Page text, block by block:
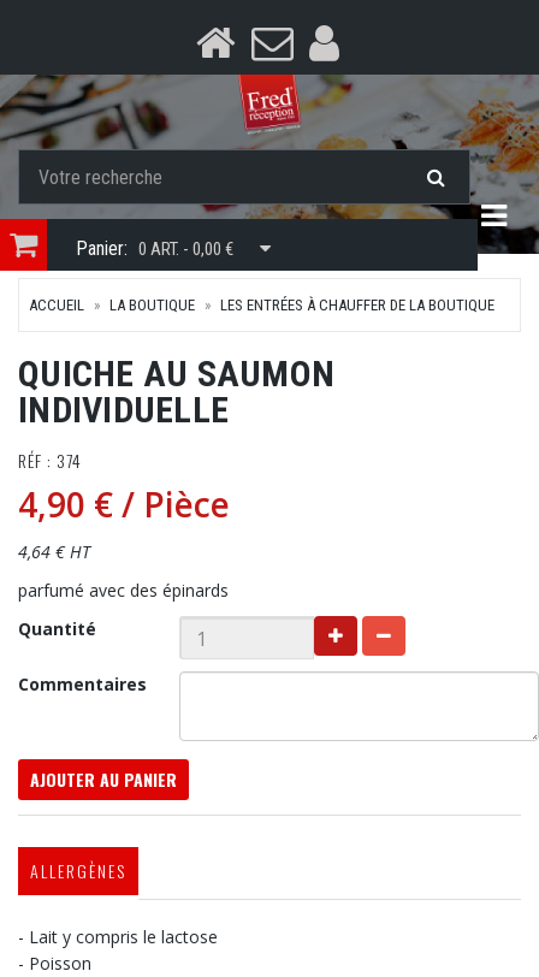
Panier: 0 ART. - 0,00 €
ACCUEIL LA BOUTIQUE LES ENTRÉES À CHAUFFER DE LA BOUTIQUE
QUICHE AU SAUMON
INDIVIDUELLE
RÉF : 374
4,90 €/ Pièce
4,64 € HT
parfumé avec des épinards
Quantité
Commentaires
AJOUTER AU PANIER
ALLERGÈNES
- Lait y compris le lactose
- Poisson